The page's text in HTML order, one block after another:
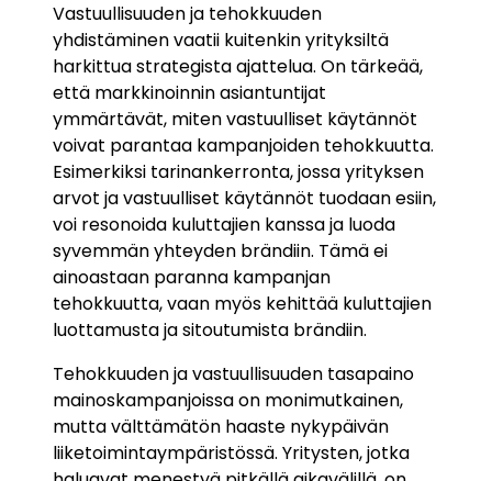
Vastuullisuuden ja tehokkuuden
yhdistäminen vaatii kuitenkin yrityksiltä
harkittua strategista ajattelua. On tärkeää,
että markkinoinnin asiantuntijat
ymmärtävät, miten vastuulliset käytännöt
voivat parantaa kampanjoiden tehokkuutta.
Esimerkiksi tarinankerronta, jossa yrityksen
arvot ja vastuulliset käytännöt tuodaan esiin,
voi resonoida kuluttajien kanssa ja luoda
syvemmän yhteyden brändiin. Tämä ei
ainoastaan paranna kampanjan
tehokkuutta, vaan myös kehittää kuluttajien
luottamusta ja sitoutumista brändiin.
Tehokkuuden ja vastuullisuuden tasapaino
mainoskampanjoissa on monimutkainen,
mutta välttämätön haaste nykypäivän
liiketoimintaympäristössä. Yritysten, jotka